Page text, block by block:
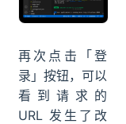
再次点击「登
录」按钮，可以
看到请求的
URL 发生了改